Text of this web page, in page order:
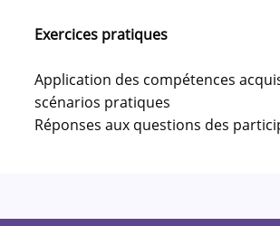
Exercices pratiques
Application des compétences
scénarios pratiques
Réponses aux questions des